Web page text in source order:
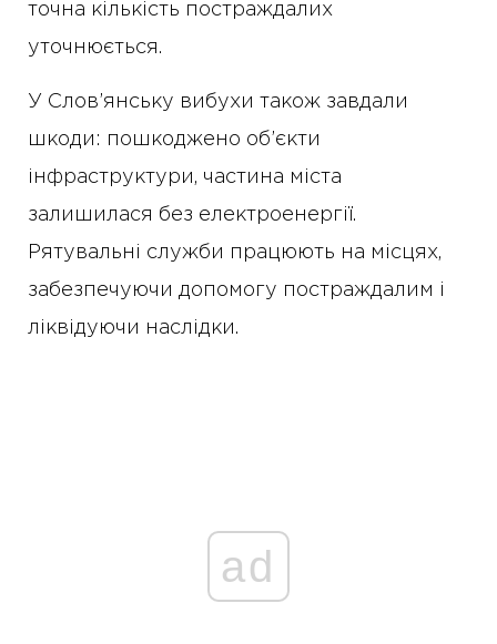
точна кількість постраждалих
уточнюється.
У Слов’янську вибухи також завдали
шкоди: пошкоджено об’єкти
інфраструктури, частина міста
залишилася без електроенергії.
Рятувальні служби працюють на місцях,
забезпечуючи допомогу постраждалим і
ліквідуючи наслідки.
ad